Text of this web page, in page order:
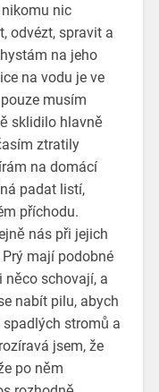
nic
odvézt, spravit a
na jeho
na vodu je ve
musím
sklidilo hlavně
ztratily
na domácí
padat listí,
příchodu.
nás při jejich
mají podobné
něco schovají, a
nabít pilu, abych
stromů a
jsem, že
po něm